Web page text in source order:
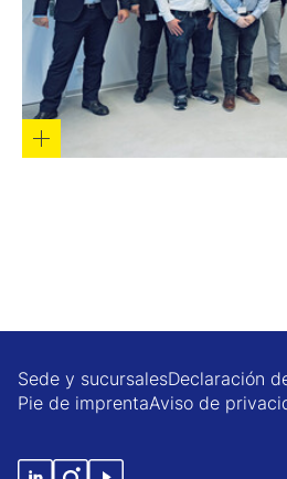
Sede y sucursalesDeclaración
Pie de imprentaAviso de